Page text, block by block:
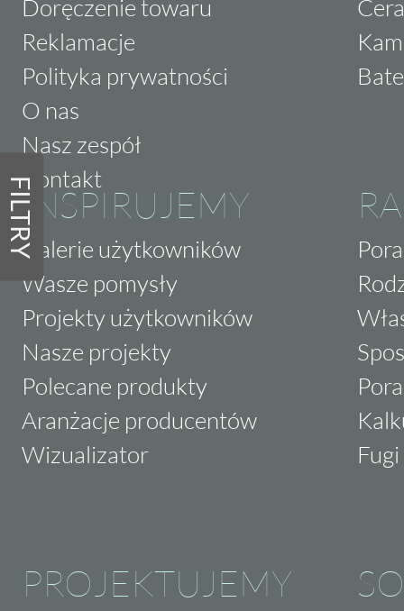
FILTRY
Doręczenie towaru
Reklamacje
Polityka prywatności
O nas
Nasz zespół
Kontakt
INSPIRUJEMY
Galerie użytkowników
Wasze pomysły
Projekty użytkowników
Nasze projekty
Polecane produkty
Aranżacje producentów
Wizualizator
PROJEKTUJEMY